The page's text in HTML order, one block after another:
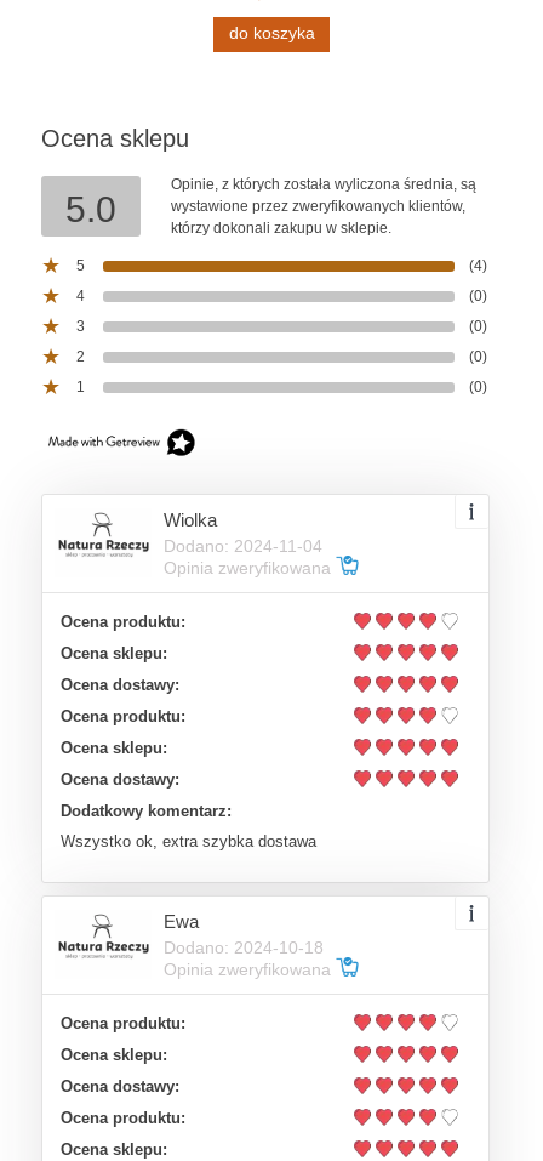
do koszyka
Ocena sklepu
5.0
Opinie, z których została wyliczona średnia, są
wystawione przez zweryfikowanych klientów,
którzy dokonali zakupu w sklepie.
5
(4)
4
(0)
3
(0)
2
(0)
1
(0)
Wiolka
Dodano: 2024-11-04
Opinia zweryfikowana
Ocena produktu:
Ocena sklepu:
Ocena dostawy:
Ocena produktu:
Ocena sklepu:
Ocena dostawy:
Dodatkowy komentarz:
Wszystko ok, extra szybka dostawa
Ewa
Dodano: 2024-10-18
Opinia zweryfikowana
Ocena produktu:
Ocena sklepu:
Ocena dostawy:
Ocena produktu:
Ocena sklepu: